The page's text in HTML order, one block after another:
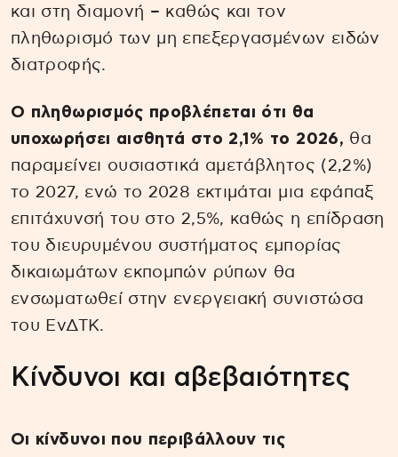
και στη διαμονή – καθώς και τον
πληθωρισμό των μη επεξεργασμένων ειδών
διατροφής.
Ο πληθωρισμός προβλέπεται ότι θα
υποχωρήσει αισθητά στο 2,1% το 2026, θα
παραμείνει ουσιαστικά αμετάβλητος (2,2%)
το 2027, ενώ το 2028 εκτιμάται μια εφάπαξ
επιτάχυνσή του στο 2,5%, καθώς η επίδραση
του διευρυμένου συστήματος εμπορίας
δικαιωμάτων εκπομπών ρύπων θα
ενσωματωθεί στην ενεργειακή συνιστώσα
του ΕνΔΤΚ.
Κίνδυνοι και αβεβαιότητες
Οι κίνδυνοι που περιβάλλουν τις